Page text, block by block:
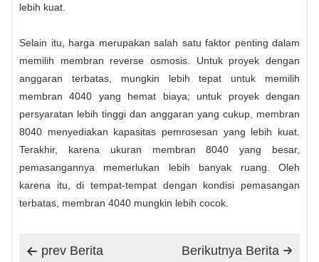
lebih kuat.
Selain itu, harga merupakan salah satu faktor penting dalam
memilih membran reverse osmosis. Untuk proyek dengan
anggaran terbatas, mungkin lebih tepat untuk memilih
membran 4040 yang hemat biaya; untuk proyek dengan
persyaratan lebih tinggi dan anggaran yang cukup, membran
8040 menyediakan kapasitas pemrosesan yang lebih kuat.
Terakhir, karena ukuran membran 8040 yang besar,
pemasangannya memerlukan lebih banyak ruang. Oleh
karena itu, di tempat-tempat dengan kondisi pemasangan
terbatas, membran 4040 mungkin lebih cocok.
 prev Berita 
Berikutnya Berita